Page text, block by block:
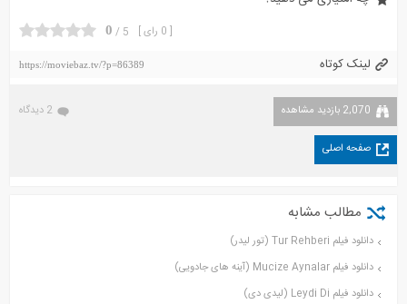
5 /
0 [ 0 رای ]
لینک کوتاه https://moviebaz.tv/?p=86389
2,070 بازدید مشاهده 2 دیدگاه
صفحه اصلی
مطالب مشابه
دانلود فیلم Tur Rehberi (تور لیدر)
دانلود فیلم Mucize Aynalar (آینه‌ های جادویی)
دانلود فیلم Leydi Di (لیدی دی)